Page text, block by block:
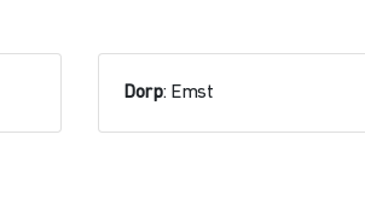
Dorp: Emst